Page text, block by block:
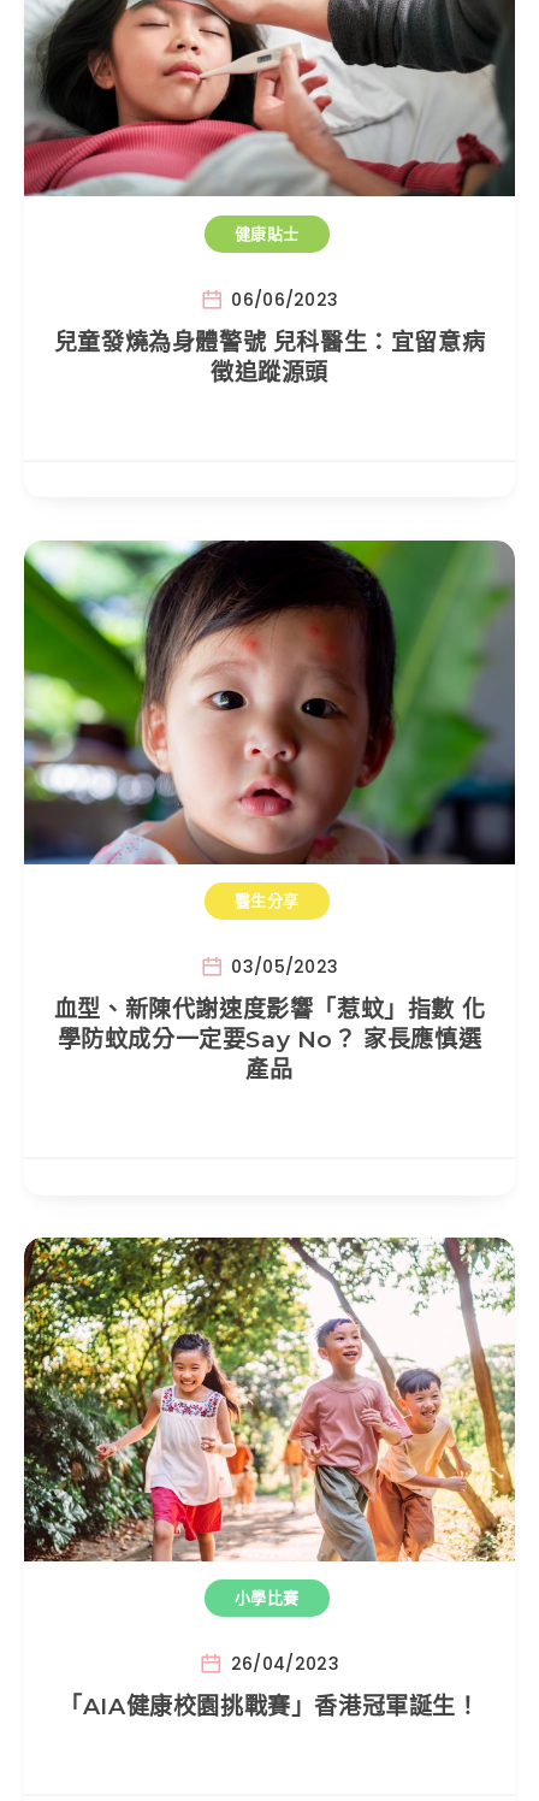
健康貼士
06/06/2023
兒童發燒為身體警號 兒科醫生：宜留意病
徵追蹤源頭
醫生分享
03/05/2023
血型、新陳代謝速度影響「惹蚊」指數 化
學防蚊成分一定要Say No？ 家長應慎選
產品
小學比賽
26/04/2023
「AIA健康校園挑戰賽」香港冠軍誕生！